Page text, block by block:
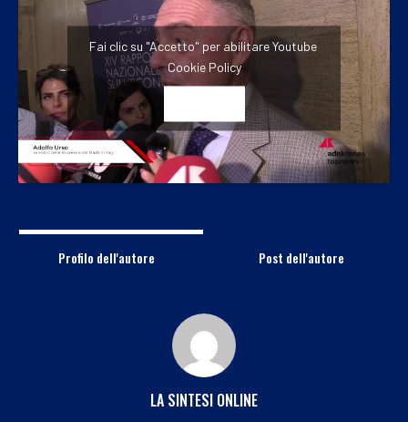
Fai clic su "Accetto" per abilitare Youtube
Cookie Policy
Profilo dell'autore Post dell'autore
LA SINTESI ONLINE